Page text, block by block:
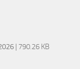
| 790.26 KB